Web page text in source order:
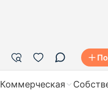
Коммерческая